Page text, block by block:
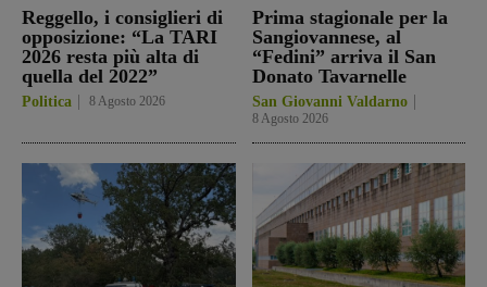
Reggello, i consiglieri di
opposizione: “La TARI
2026 resta più alta di
quella del 2022”
Politica 8 Agosto 2026
Prima stagionale per la
Sangiovannese, al
“Fedini” arriva il San
Donato Tavarnelle
San Giovanni Valdarno
8 Agosto 2026